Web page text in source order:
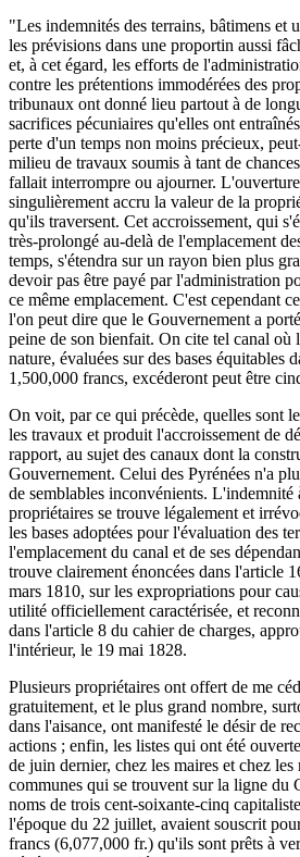
"Les indemnités des terrains, bâtimens et
les prévisions dans une proportin aussi
et, à cet égard, les efforts de
contre les prétentions immodérées des
tribunaux ont donné lieu partout à de
sacrifices pécuniaires qu'elles ont
perte d'un temps non moins précieux,
milieu de travaux soumis à tant de
fallait interrompre ou ajourner.
singulièrement accru la valeur de la
qu'ils traversent. Cet accroissement, qui
très-prolongé au-delà de l'emplacement
temps, s'étendra sur un rayon bien plus
devoir pas être payé par l'administration
ce même emplacement. C'est cependant
l'on peut dire que le Gouvernement a
peine de son bienfait. On cite tel canal où
nature, évaluées sur des bases équitables
1,500,000 francs, excéderont peut être
On voit, par ce qui précède, quelles sont
les travaux et produit l'accroissement de
rapport, au sujet des canaux dont la
Gouvernement. Celui des Pyrénées n'a
de semblables inconvénients. L'indemnité
propriétaires se trouve légalement et
les bases adoptées pour l'évaluation des
l'emplacement du canal et de ses
trouve clairement énoncées dans l'article
mars 1810, sur les expropriations pour
utilité officiellement caractérisée, et
dans l'article 8 du cahier de charges,
l'intérieur, le 19 mai 1828.
Plusieurs propriétaires ont offert de me
gratuitement, et le plus grand nombre,
dans l'aisance, ont manifesté le désir de
actions ; enfin, les listes qui ont été
de juin dernier, chez les maires et chez
communes qui se trouvent sur la ligne du
noms de trois cent-soixante-cinq
l'époque du 22 juillet, avaient souscrit
francs (6,077,000 fr.) qu'ils sont prêts à